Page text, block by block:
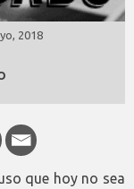
2018
que hoy no sea